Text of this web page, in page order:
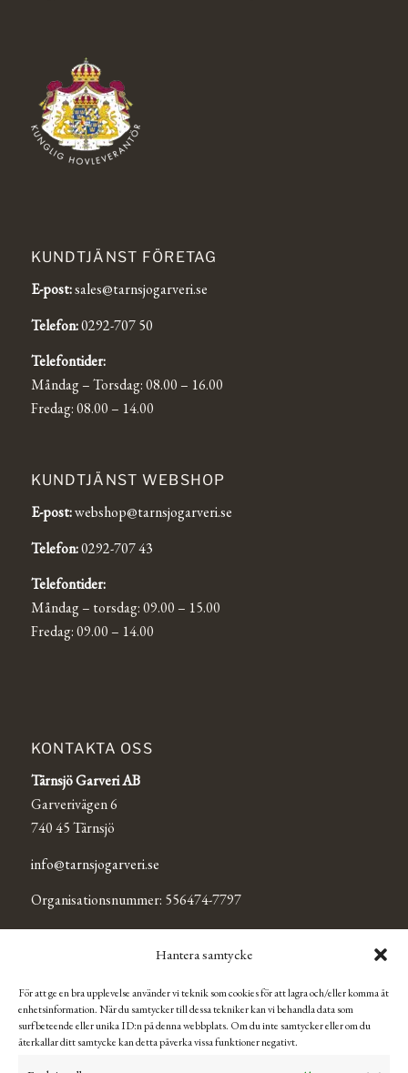
Hantera samtycke
För att ge en bra upplevelse använder vi teknik som cookies för att lagra och/eller komma åt
enhetsinformation. När du samtycker till dessa tekniker kan vi behandla data som
surfbeteende eller unika ID:n på denna webbplats. Om du inte samtycker eller om du
återkallar ditt samtycke kan detta påverka vissa funktioner negativt.
KUNDTJÄNST FÖRETAG
E-post:sales@tarnsjogarveri.se
Telefon:0292-707 50
Telefontider:
Måndag – Torsdag: 08.00 – 16.00
Fredag: 08.00 – 14.00
KUNDTJÄNST WEBSHOP
E-post:webshop@tarnsjogarveri.se
Telefon:0292-707 43
Telefontider:
Måndag – torsdag: 09.00 – 15.00
Fredag: 09.00 – 14.00
KONTAKTA OSS
Tärnsjö Garveri AB
Garverivägen 6
740 45 Tärnsjö
info@tarnsjogarveri.se
Organisationsnummer: 556474-7797
Se Tärnsjö Outlets Facebooksida för mer information och
aktuella öppettider.